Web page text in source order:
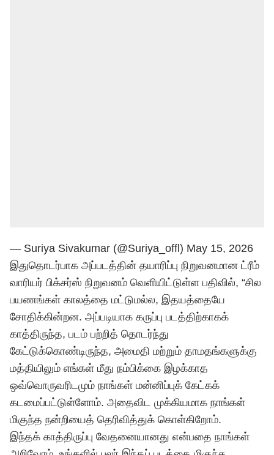
— Suriya Sivakumar (@Suriya_offl) May 15, 2026
இதுதொடர்பாக அப்படத்தின் தயாரிப்பு நிறுவனமான ட்ரீம்
வாரியர் பிக்சர்ஸ் நிறுவனம் வெளியிட்டுள்ள பதிவில், “சில
பயணங்கள் காலத்தை மட்டுமல்ல, இதயத்தையே
சோதிக்கின்றன. அப்படியாக கருப்பு படத்திற்காகக்
காத்திருந்த, படம் பற்றித் தொடர்ந்து
கேட்டுக்கொண்டிருந்த, அமைதி மற்றும் தாமதங்களுக்கு
மத்தியிலும் எங்கள் மீது நம்பிக்கை இழக்காத
ஒவ்வொருவரிடமும் நாங்கள் மன்னிப்புக் கேட்கக்
கடமைப்பட்டுள்ளோம். அதைவிட முக்கியமாக நாங்கள்
மிகுந்த நன்றியைத் தெரிவித்துக் கொள்கிறோம்.
இந்தக் காத்திருப்பு வேதனையானது என்பதை நாங்கள்